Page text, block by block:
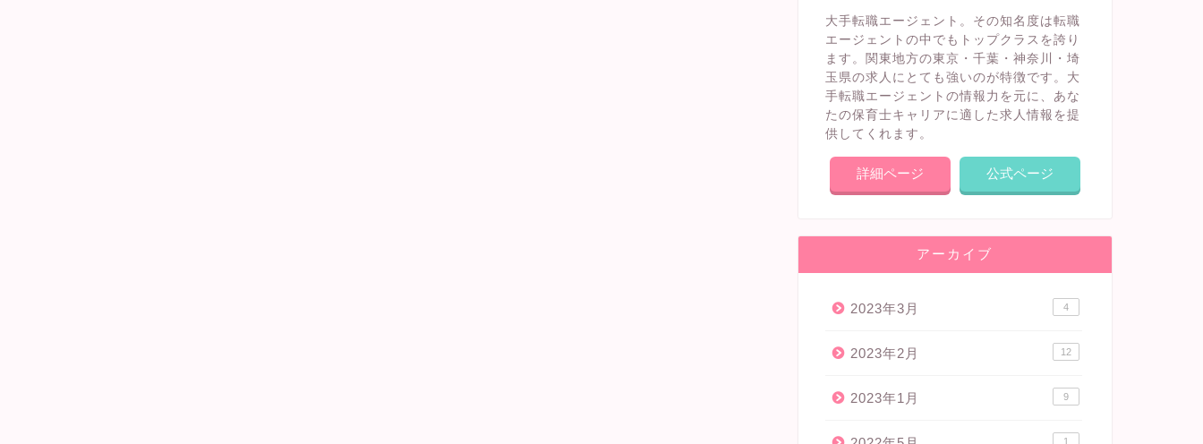
大手転職エージェント。その知名度は転職
エージェントの中でもトップクラスを誇り
ます。関東地方の東京・千葉・神奈川・埼
玉県の求人にとても強いのが特徴です。大
手転職エージェントの情報力を元に、あな
たの保育士キャリアに適した求人情報を提
供してくれます。
詳細ページ 公式ページ
アーカイブ
2023年3月 4
2023年2月 12
2023年1月 9
1